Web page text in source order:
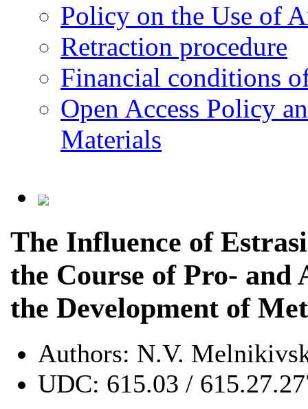
Policy on the Use of
Retraction procedure
Financial conditions
Open Access Policy
Materials
The Influence of
the Course of Pro- and
the Development of
Authors: N.V.
UDC: 615.03 /